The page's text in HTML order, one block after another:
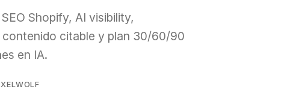
Shopify, AI visibility,
citable y plan 30/60/90
en IA.